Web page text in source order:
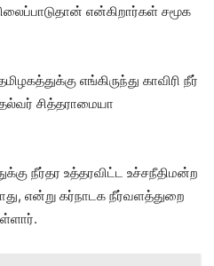
என்கிறார்கள் சமூக
எங்கிருந்து காவிரி நீர்
சித்தராமையா
நீர்தர உத்தரவிட்ட உச்சநீதிமன்ற
என்று கர்நாடக நீர்வளத்துறை